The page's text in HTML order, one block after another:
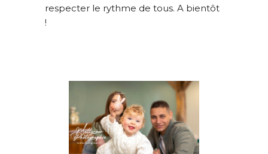
respecter le rythme de tous. A bientôt
!